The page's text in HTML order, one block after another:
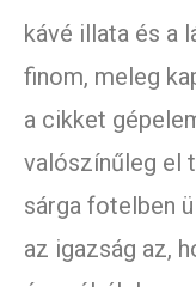
kávé illata és a
finom, meleg
a cikket
valószínűleg el
sárga fotelben
az igazság az,